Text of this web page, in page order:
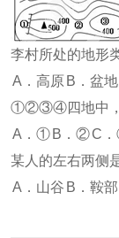
李村所处的地形
A．高原 B．盆地
①②③④四地中，
A．① B．②C
某人的左右两侧
A．山谷 B．鞍部